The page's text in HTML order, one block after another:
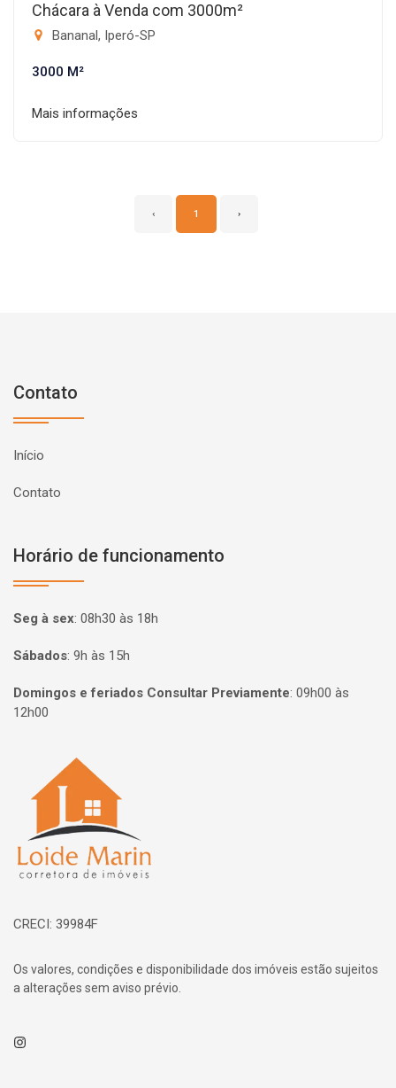
Chácara à Venda com 3000m²
Bananal, Iperó-SP
3000 M²
Mais informações
‹ 1 ›
Contato
Início
Contato
Horário de funcionamento
Seg à sex: 08h30 às 18h
Sábados: 9h às 15h
Domingos e feriados Consultar Previamente: 09h00 às
12h00
Página inicial
CRECI: 39984F
Os valores, condições e disponibilidade dos imóveis estão sujeitos
a alterações sem aviso prévio.
Instagram